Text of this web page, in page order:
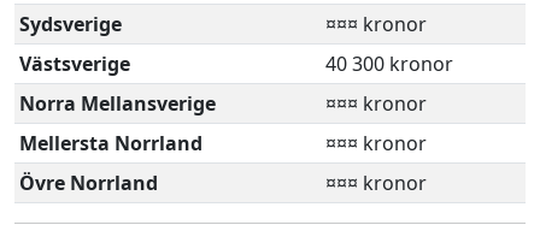
Sydsverige
¤¤¤ kronor
Västsverige
40 300 kronor
Norra Mellansverige
¤¤¤ kronor
Mellersta Norrland
¤¤¤ kronor
Övre Norrland
¤¤¤ kronor